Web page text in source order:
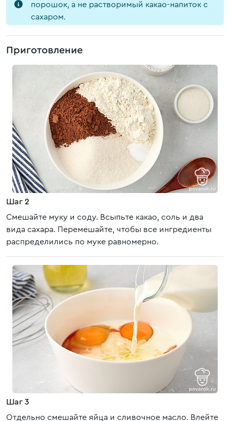
порошок, а не растворимый какао-напиток с
сахаром.
Приготовление
Шаг 2
Смешайте муку и соду. Всыпьте какао, соль и два
вида сахара. Перемешайте, чтобы все ингредиенты
распределились по муке равномерно.
Шаг 3
Отдельно смешайте яйца и сливочное масло. Влейте